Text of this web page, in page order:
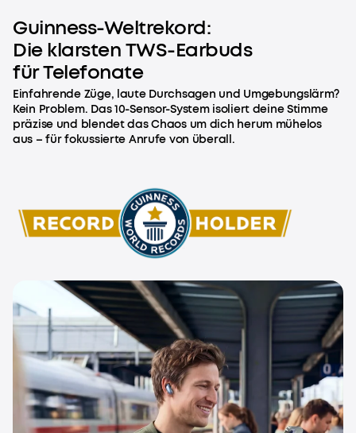
Guinness-Weltrekord:
Die klarsten TWS-Earbuds
für Telefonate
Einfahrende Züge, laute Durchsagen und Umgebungslärm?
Kein Problem. Das 10-Sensor-System isoliert deine Stimme
präzise und blendet das Chaos um dich herum mühelos
aus – für fokussierte Anrufe von überall.